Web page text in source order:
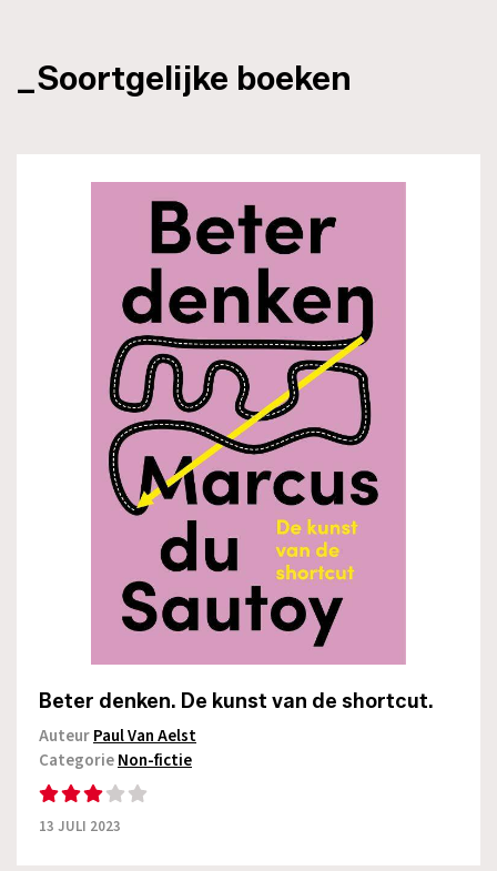
_Soortgelijke boeken
Beter denken. De kunst van de shortcut.
AuteurPaul Van Aelst
CategorieNon-fictie
13 JULI 2023